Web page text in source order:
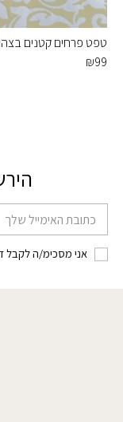
טפט פרחים קטנים
₪99
דוא׳׳ל
אני מסכימ/ה לקבל